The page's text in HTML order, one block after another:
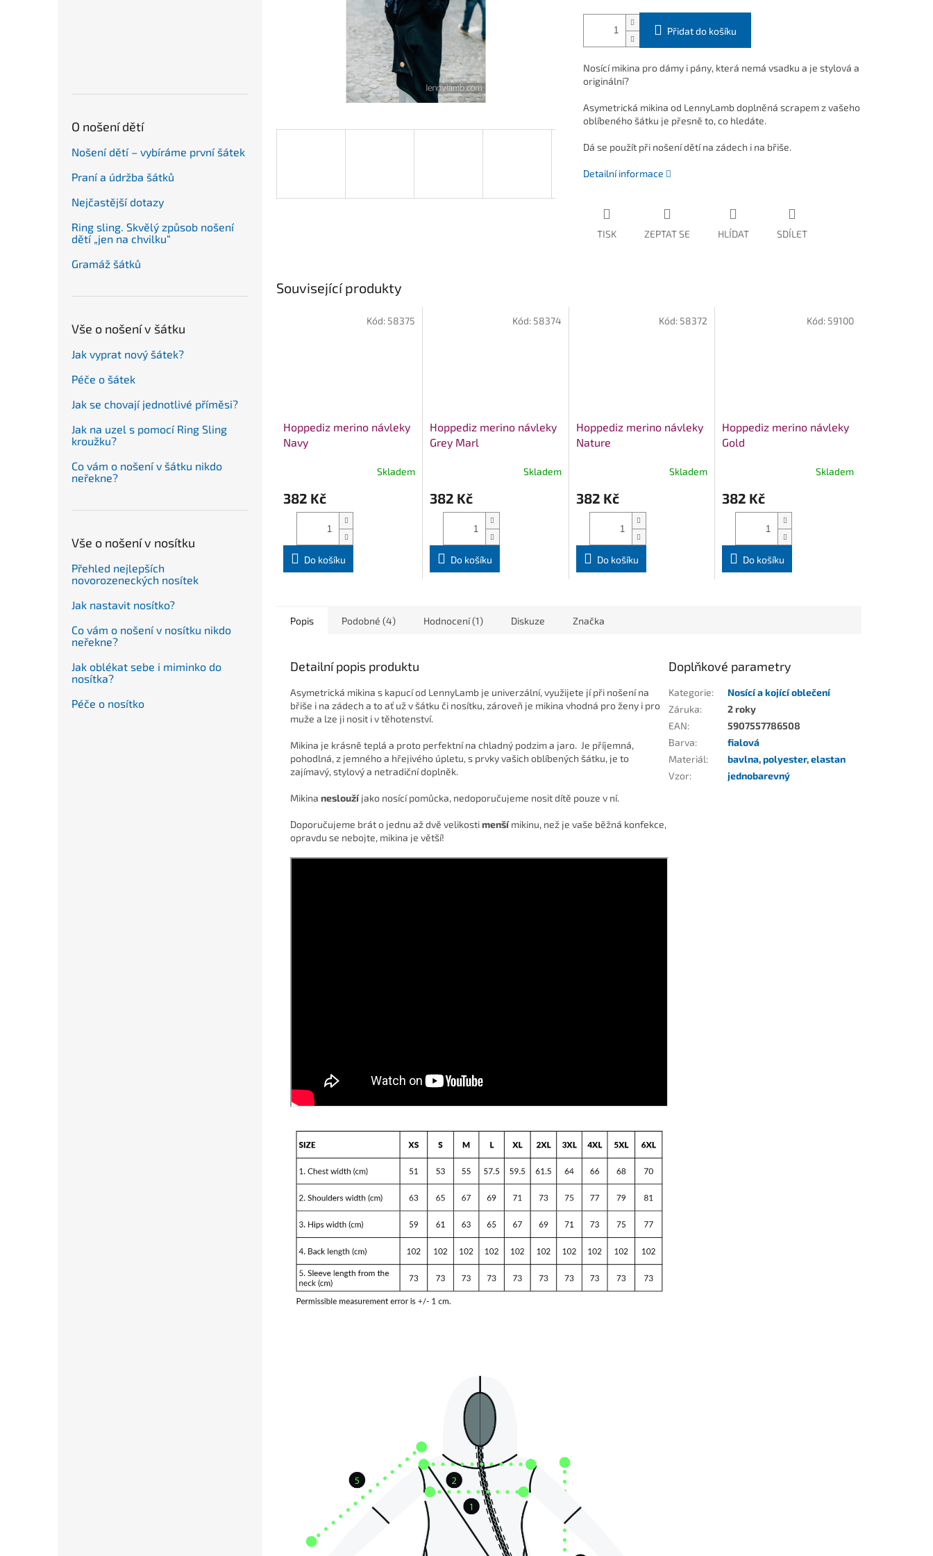
O nošení dětí
Nošení dětí – vybíráme první šátek
Praní a údržba šátků
Nejčastější dotazy
Ring sling. Skvělý způsob nošení
dětí „jen na chvilku“
Gramáž šátků
Vše o nošení v šátku
Jak vyprat nový šátek?
Péče o šátek
Jak se chovají jednotlivé příměsi?
Jak na uzel s pomocí Ring Sling
kroužku?
Co vám o nošení v šátku nikdo
neřekne?
Vše o nošení v nosítku
Přehled nejlepších
novorozeneckých nosítek
Jak nastavit nosítko?
Co vám o nošení v nosítku nikdo
neřekne?
Jak oblékat sebe i miminko do
nosítka?
Péče o nosítko
Přidat do košíku
Nosící mikina pro dámy i pány, která nemá vsadku a je stylová a
originální?
Asymetrická mikina od LennyLamb doplněná scrapem z vašeho
oblíbeného šátku je přesně to, co hledáte.
Dá se použít při nošení dětí na zádech i na břiše.
Detailní informace
TISK ZEPTAT SE HLÍDAT SDÍLET
Související produkty
Hoppediz merino návleky
Navy
Skladem
382 Kč
Do košíku
Kód: 58375
Hoppediz merino návleky
Grey Marl
Skladem
382 Kč
Do košíku
Kód: 58374
Hoppediz merino návleky
Nature
Skladem
382 Kč
Do košíku
Kód: 58372
Hoppediz merino návleky
Gold
Skladem
382 Kč
Do košíku
Kód: 59100
Popis Podobné (4) Hodnocení (1) Diskuze Značka
Detailní popis produktu
Asymetrická mikina s kapucí od LennyLamb je univerzální, využijete jí při nošení na
břiše i na zádech a to ať už v šátku či nosítku, zároveň je mikina vhodná pro ženy i pro
muže a lze ji nosit i v těhotenství.
Mikina je krásně teplá a proto perfektní na chladný podzim a jaro. Je příjemná,
pohodlná, z jemného a hřejivého úpletu, s prvky vašich oblíbených šátku, je to
zajímavý, stylový a netradiční doplněk.
Mikina nesloužíjako nosící pomůcka, nedoporučujeme nosit dítě pouze v ní.
Doporučujeme brát o jednu až dvě velikostimenšímikinu, než je vaše běžná konfekce,
opravdu se nebojte, mikina je větší!
Doplňkové parametry
Kategorie:
Nosící a kojící oblečení
Záruka:
2 roky
EAN:
5907557786508
Barva:
fialová
Materiál: bavlna,polyester,elastan
Vzor: jednobarevný